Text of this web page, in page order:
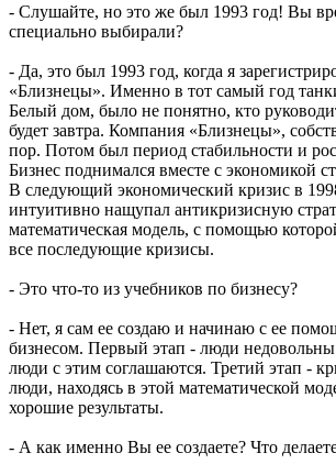
- Слушайте, но это же был 1993 год! Вы
специально выбирали?
- Да, это был 1993 год, когда я
«Близнецы». Именно в тот самый год
Белый дом, было не понятно, кто
будет завтра. Компания «Близнецы»,
пор. Потом был период стабильности и
Бизнес поднимался вместе с экономикой
В следующий экономический кризис в
интуитивно нащупал антикризисную
математическая модель, с помощью
все последующие кризисы.
- Это что-то из учебников по бизнесу?
- Нет, я сам ее создаю и начинаю с ее
бизнесом. Первый этап - люди
люди с этим соглашаются. Третий этап -
люди, находясь в этой математической
хорошие результаты.
- А как именно Вы ее создаете? Что